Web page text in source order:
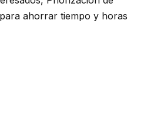
ahorrar tiempo y horas